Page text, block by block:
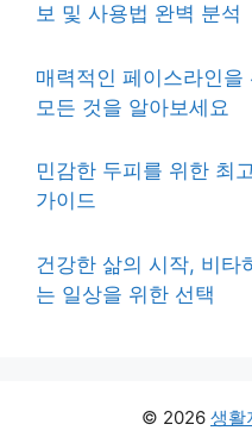
보 및 사용법 완벽 분석
매력적인 페이스라인
모든 것을 알아보세요
민감한 두피를 위한 최
가이드
건강한 삶의 시작, 비타
는 일상을 위한 선택
© 2026 생활